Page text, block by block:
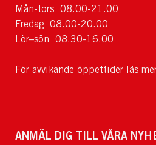
Mån-tors 08.00-21.00
Fredag 08.00-20.00
Lör–sön 08.30-16.00
För avvikande öppettider läs
ANMÄL DIG TILL VÅRA